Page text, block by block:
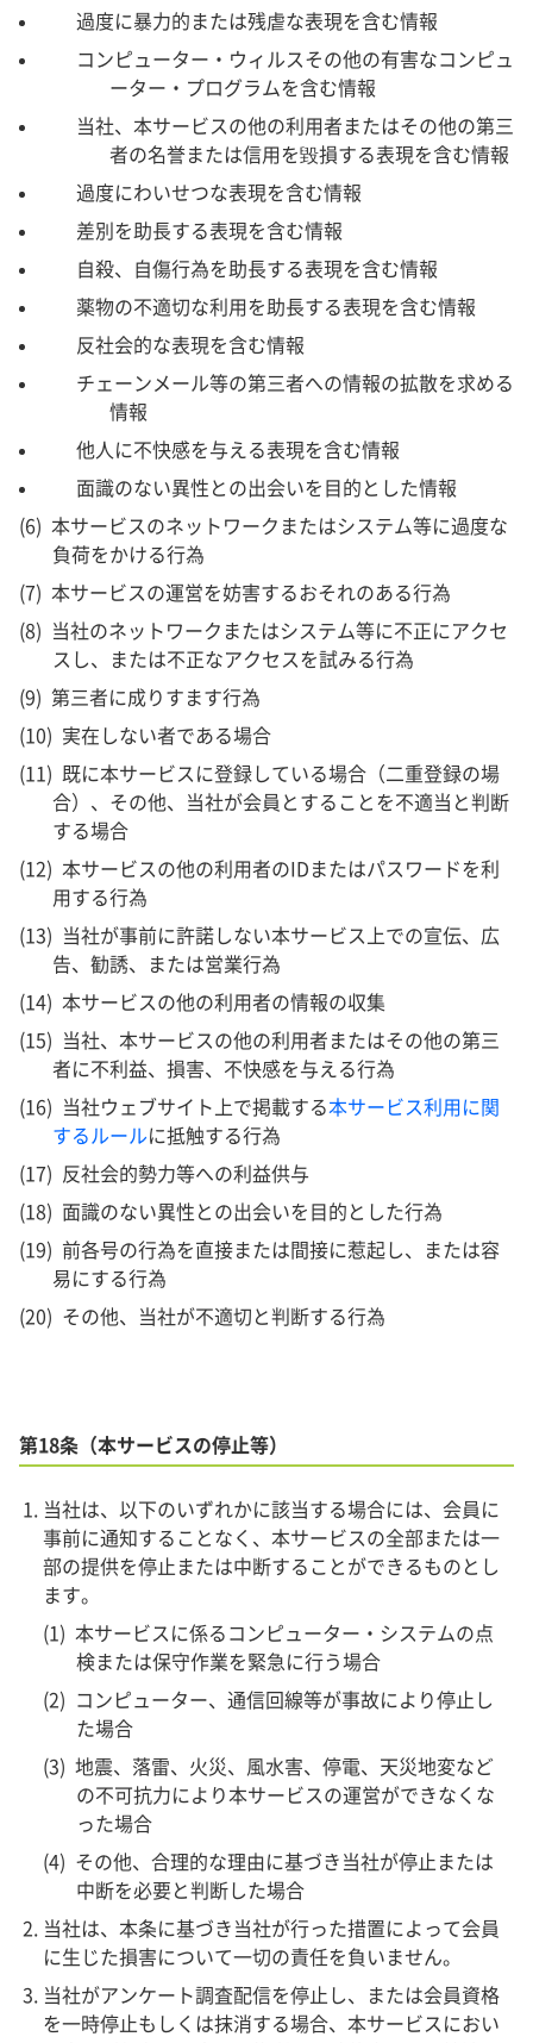
過度に暴力的または残虐な表現を含む情報
コンピューター・ウィルスその他の有害なコンピュ
ーター・プログラムを含む情報
当社、本サービスの他の利用者またはその他の第三
者の名誉または信用を毀損する表現を含む情報
過度にわいせつな表現を含む情報
差別を助長する表現を含む情報
自殺、自傷行為を助長する表現を含む情報
薬物の不適切な利用を助長する表現を含む情報
反社会的な表現を含む情報
チェーンメール等の第三者への情報の拡散を求める
情報
他人に不快感を与える表現を含む情報
面識のない異性との出会いを目的とした情報
本サービスのネットワークまたはシステム等に過度な
負荷をかける行為
本サービスの運営を妨害するおそれのある行為
当社のネットワークまたはシステム等に不正にアクセ
スし、または不正なアクセスを試みる行為
第三者に成りすます行為
実在しない者である場合
既に本サービスに登録している場合（二重登録の場
合）、その他、当社が会員とすることを不適当と判断
する場合
本サービスの他の利用者のIDまたはパスワードを利
用する行為
当社が事前に許諾しない本サービス上での宣伝、広
告、勧誘、または営業行為
本サービスの他の利用者の情報の収集
当社、本サービスの他の利用者またはその他の第三
者に不利益、損害、不快感を与える行為
当社ウェブサイト上で掲載する本サービス利用に関
するルールに抵触する行為
反社会的勢力等への利益供与
面識のない異性との出会いを目的とした行為
前各号の行為を直接または間接に惹起し、または容
易にする行為
その他、当社が不適切と判断する行為
第18条（本サービスの停止等）
当社は、以下のいずれかに該当する場合には、会員に
事前に通知することなく、本サービスの全部または一
部の提供を停止または中断することができるものとし
ます。
本サービスに係るコンピューター・システムの点
検または保守作業を緊急に行う場合
コンピューター、通信回線等が事故により停止し
た場合
地震、落雷、火災、風水害、停電、天災地変など
の不可抗力により本サービスの運営ができなくな
った場合
その他、合理的な理由に基づき当社が停止または
中断を必要と判断した場合
当社は、本条に基づき当社が行った措置によって会員
に生じた損害について一切の責任を負いません。
当社がアンケート調査配信を停止し、または会員資格
を一時停止もしくは抹消する場合、本サービスにおい